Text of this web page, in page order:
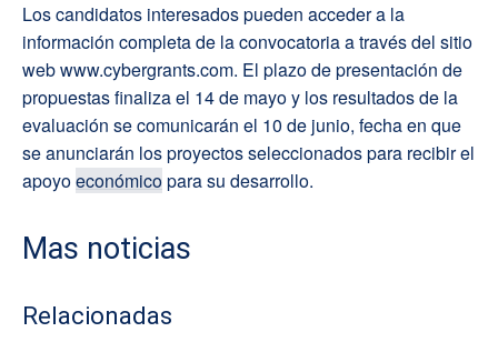
Los candidatos interesados pueden acceder a la
información completa de la convocatoria a través del sitio
web www.cybergrants.com. El plazo de presentación de
propuestas finaliza el 14 de mayo y los resultados de la
evaluación se comunicarán el 10 de junio, fecha en que
se anunciarán los proyectos seleccionados para recibir el
apoyoeconómicopara su desarrollo.
Mas noticias
Relacionadas